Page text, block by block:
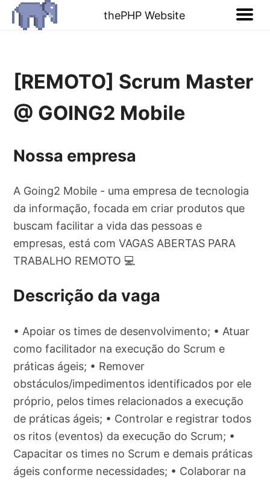
thePHP Website
[REMOTO] Scrum Master
@ GOING2 Mobile
Nossa empresa
A Going2 Mobile - uma empresa de tecnologia
da informação, focada em criar produtos que
buscam facilitar a vida das pessoas e
empresas, está com VAGAS ABERTAS PARA
TRABALHO REMOTO 💻
Descrição da vaga
• Apoiar os times de desenvolvimento; • Atuar
como facilitador na execução do Scrum e
práticas ágeis; • Remover
obstáculos/impedimentos identificados por ele
próprio, pelos times relacionados a execução
de práticas ágeis; • Controlar e registrar todos
os ritos (eventos) da execução do Scrum; •
Capacitar os times no Scrum e demais práticas
ágeis conforme necessidades; • Colaborar na